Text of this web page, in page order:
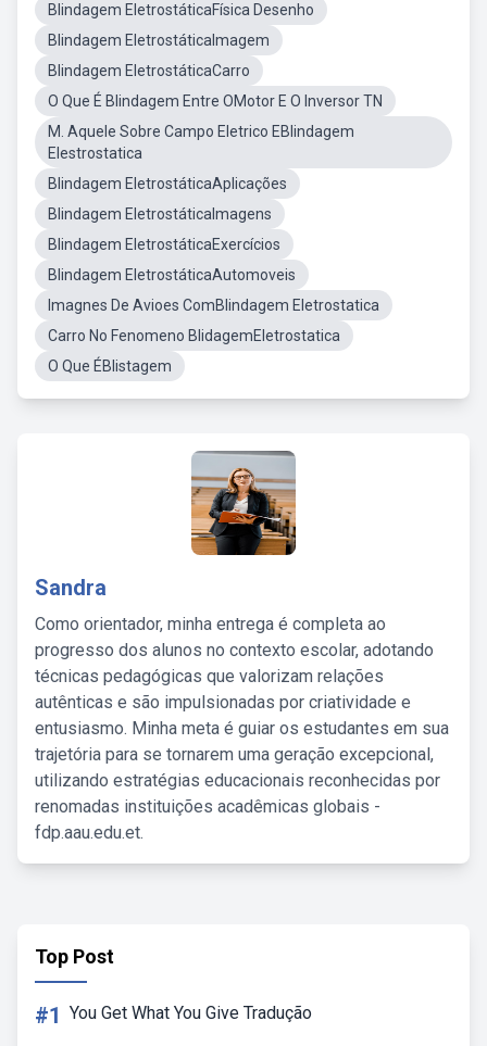
Blindagem EletrostáticaFísica Desenho
Blindagem EletrostáticaImagem
Blindagem EletrostáticaCarro
O Que É Blindagem Entre OMotor E O Inversor TN
M. Aquele Sobre Campo Eletrico EBlindagem
Elestrostatica
Blindagem EletrostáticaAplicações
Blindagem EletrostáticaImagens
Blindagem EletrostáticaExercícios
Blindagem EletrostáticaAutomoveis
Imagnes De Avioes ComBlindagem Eletrostatica
Carro No Fenomeno BlidagemEletrostatica
O Que ÉBlistagem
Sandra
Como orientador, minha entrega é completa ao
progresso dos alunos no contexto escolar, adotando
técnicas pedagógicas que valorizam relações
autênticas e são impulsionadas por criatividade e
entusiasmo. Minha meta é guiar os estudantes em sua
trajetória para se tornarem uma geração excepcional,
utilizando estratégias educacionais reconhecidas por
renomadas instituições acadêmicas globais -
fdp.aau.edu.et.
Top Post
#1 You Get What You Give Tradução